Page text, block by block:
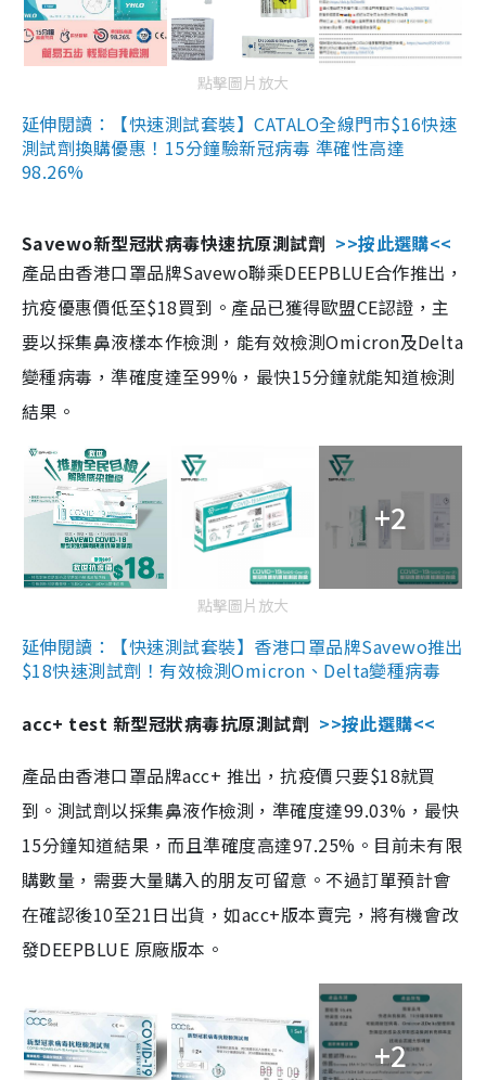
點擊圖片放大
延伸閱讀：【快速測試套裝】CATALO全線門市$16快速
測試劑換購優惠！15分鐘驗新冠病毒 準確性高達
98.26%
Savewo新型冠狀病毒快速抗原測試劑 >>按此選購<<
產品由香港口罩品牌Savewo聯乘DEEPBLUE合作推出，
抗疫優惠價低至$18買到。產品已獲得歐盟CE認證，主
要以採集鼻液樣本作檢測，能有效檢測Omicron及Delta
變種病毒，準確度達至99%，最快15分鐘就能知道檢測
結果。
+2
點擊圖片放大
延伸閱讀：【快速測試套裝】香港口罩品牌Savewo推出
$18快速測試劑！有效檢測Omicron、Delta變種病毒
acc+ test 新型冠狀病毒抗原測試劑 >>按此選購<<
產品由香港口罩品牌acc+ 推出，抗疫價只要$18就買
到。測試劑以採集鼻液作檢測，準確度達99.03%，最快
15分鐘知道結果，而且準確度高達97.25%。目前未有限
購數量，需要大量購入的朋友可留意。不過訂單預計會
在確認後10至21日出貨，如acc+版本賣完，將有機會改
發DEEPBLUE 原廠版本。
+2